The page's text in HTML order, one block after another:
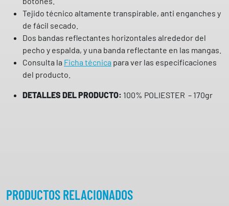
a
d
Tejido técnico altamente transpirable, anti enganches y
de fácil secado.
Dos bandas reflectantes horizontales alrededor del
pecho y espalda, y una banda reflectante en las mangas.
Consulta la Ficha técnica para ver las especificaciones
del producto.
DETALLES DEL PRODUCTO: 100% POLIESTER – 170gr
PRODUCTOS RELACIONADOS